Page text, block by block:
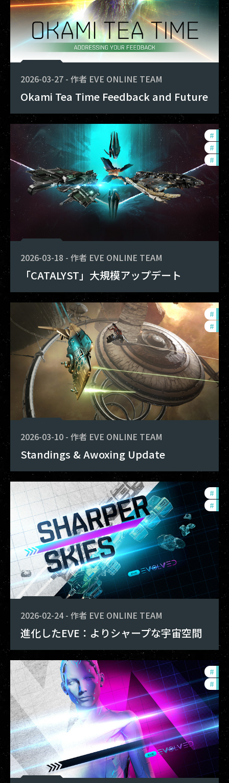
2026-03-27 - 作者 EVE ONLINE TEAM
Okami Tea Time Feedback and Future
#
#
#
2026-03-18 - 作者 EVE ONLINE TEAM
「CATALYST」大規模アップデート
#
#
2026-03-10 - 作者 EVE ONLINE TEAM
Standings & Awoxing Update
#
#
2026-02-24 - 作者 EVE ONLINE TEAM
進化したEVE：よりシャープな宇宙空間
#
#